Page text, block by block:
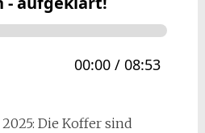
2025: Die Koffer sind